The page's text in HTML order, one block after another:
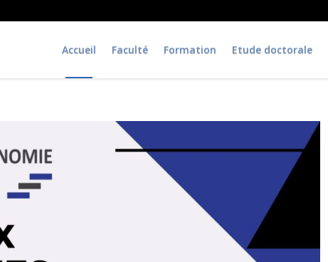
Accueil Faculté Formation Etude doctorale